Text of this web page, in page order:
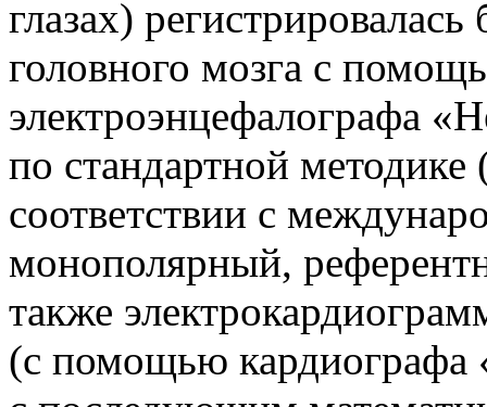
глазах)
головного мозга с
электроэнцефалографа
по стандартной методике
соответствии с
монополярный,
также
(с помощью кардиографа